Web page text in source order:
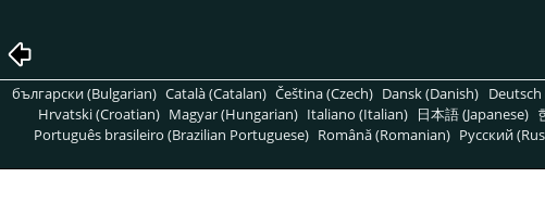
български (Bulgarian) Català (Catalan) Čeština (Czech) Dansk (Danish)
Hrvatski (Croatian) Magyar (Hungarian) Italiano (Italian) 日本語 (Japanese)
Português brasileiro (Brazilian Portuguese) Română (Romanian) Pусский